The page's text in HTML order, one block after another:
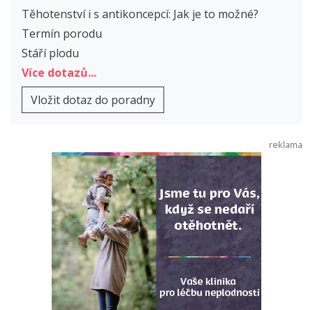
Těhotenství i s antikoncepcí: Jak je to možné?
Termín porodu
Stáří plodu
Více dotazů...
Vložit dotaz do poradny